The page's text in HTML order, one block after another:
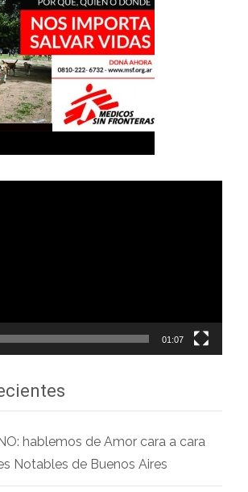
01:07
hablemos de Amor cara a cara
Notables de Buenos Aires